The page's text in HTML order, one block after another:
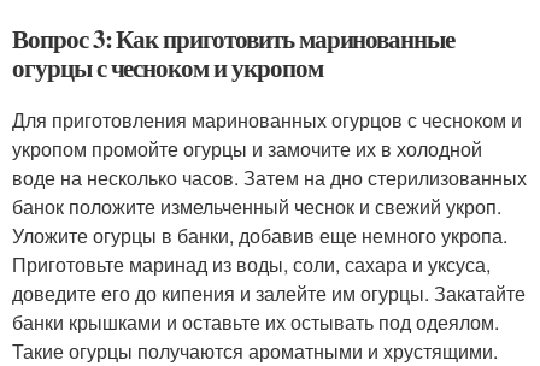
Вопрос 3: Как приготовить маринованные
огурцы с чесноком и укропом
Для приготовления маринованных огурцов с чесноком и
укропом промойте огурцы и замочите их в холодной
воде на несколько часов. Затем на дно стерилизованных
банок положите измельченный чеснок и свежий укроп.
Уложите огурцы в банки, добавив еще немного укропа.
Приготовьте маринад из воды, соли, сахара и уксуса,
доведите его до кипения и залейте им огурцы. Закатайте
банки крышками и оставьте их остывать под одеялом.
Такие огурцы получаются ароматными и хрустящими.